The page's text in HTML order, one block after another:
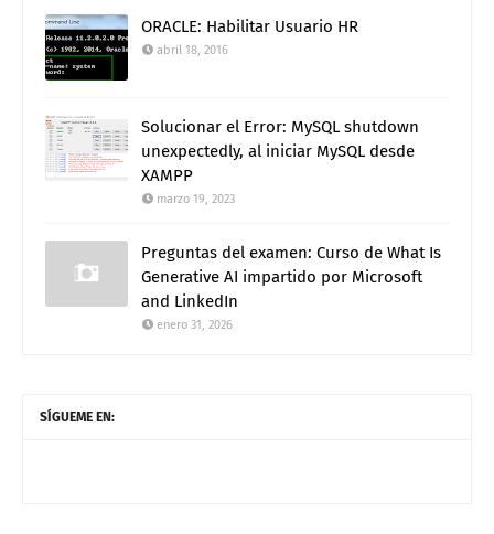
ORACLE: Habilitar Usuario HR
abril 18, 2016
Solucionar el Error: MySQL shutdown
unexpectedly, al iniciar MySQL desde
XAMPP
marzo 19, 2023
Preguntas del examen: Curso de What Is
Generative AI impartido por Microsoft
and LinkedIn
enero 31, 2026
SÍGUEME EN: